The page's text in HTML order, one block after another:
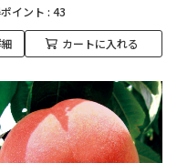
イント : 43
カートに入れる